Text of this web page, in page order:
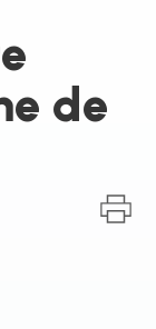
de